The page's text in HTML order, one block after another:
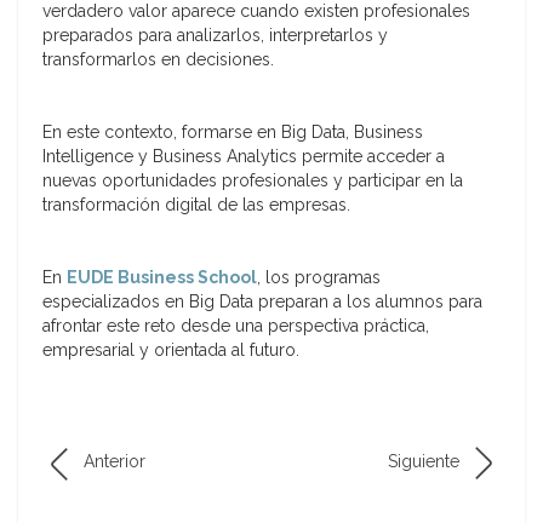
verdadero valor aparece cuando existen profesionales
preparados para analizarlos, interpretarlos y
transformarlos en decisiones.
En este contexto, formarse en Big Data, Business
Intelligence y Business Analytics permite acceder a
nuevas oportunidades profesionales y participar en la
transformación digital de las empresas.
En EUDE Business School, los programas
especializados en Big Data preparan a los alumnos para
afrontar este reto desde una perspectiva práctica,
empresarial y orientada al futuro.
Anterior Siguiente